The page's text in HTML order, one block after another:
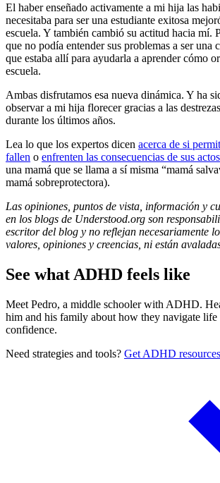
El haber enseñado activamente a mi hija las
necesitaba para ser una estudiante exitosa
escuela. Y también cambió su actitud hacia mí.
que no podía entender sus problemas a ser una
que estaba allí para ayudarla a aprender cómo
escuela.
Ambas disfrutamos esa nueva dinámica. Y ha
observar a mi hija florecer gracias a las
durante los últimos años.
Lea lo que los expertos dicen acerca de si
fallen o enfrenten las consecuencias de sus actos
una mamá que se llama a sí misma “mamá
mamá sobreprotectora).
Las opiniones, puntos de vista, información y
en los blogs de Understood.org son
escritor del blog y no reflejan necesariamente
valores, opiniones y creencias, ni están
See what ADHD feels like
Meet Pedro, a middle schooler with ADHD.
him and his family about how they navigate life
confidence.
Need strategies and tools? Get ADHD